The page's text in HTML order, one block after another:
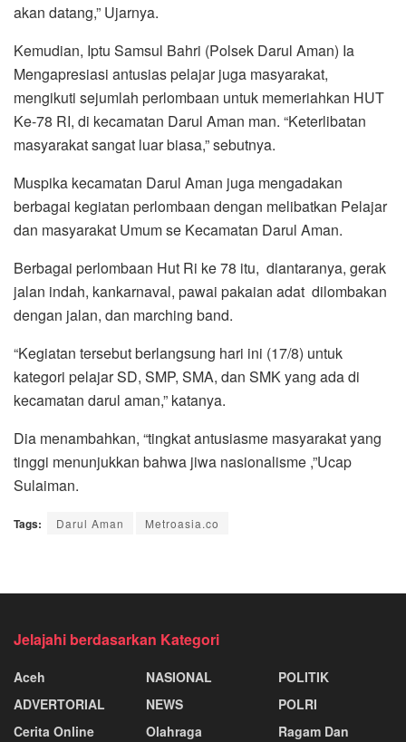
akan datang,” Ujarnya.
Kemudian, Iptu Samsul Bahri (Polsek Darul Aman) Ia
Mengapresiasi antusias pelajar juga masyarakat,
mengikuti sejumlah perlombaan untuk memeriahkan HUT
Ke-78 RI, di kecamatan Darul Aman man. “Keterlibatan
masyarakat sangat luar biasa,” sebutnya.
Muspika kecamatan Darul Aman juga mengadakan
berbagai kegiatan perlombaan dengan melibatkan Pelajar
dan masyarakat Umum se Kecamatan Darul Aman.
Berbagai perlombaan Hut Ri ke 78 itu, diantaranya, gerak
jalan indah, kankarnaval, pawai pakaian adat dilombakan
dengan jalan, dan marching band.
“Kegiatan tersebut berlangsung hari ini (17/8) untuk
kategori pelajar SD, SMP, SMA, dan SMK yang ada di
kecamatan darul aman,” katanya.
Dia menambahkan, “tingkat antusiasme masyarakat yang
tinggi menunjukkan bahwa jiwa nasionalisme ,”Ucap
Sulaiman.
Tags: Darul Aman Metroasia.co
Jelajahi berdasarkan Kategori
Aceh
ADVERTORIAL
Cerita Online
NASIONAL
NEWS
Olahraga
POLITIK
POLRI
Ragam Dan